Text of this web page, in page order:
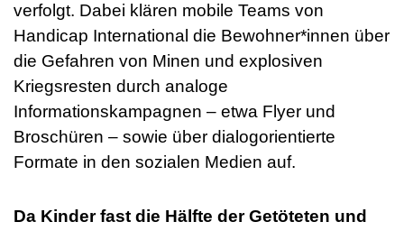
verfolgt. Dabei klären mobile Teams von
Handicap International die Bewohner*innen über
die Gefahren von Minen und explosiven
Kriegsresten durch analoge
Informationskampagnen – etwa Flyer und
Broschüren – sowie über dialogorientierte
Formate in den sozialen Medien auf.
Da Kinder fast die Hälfte der Getöteten und